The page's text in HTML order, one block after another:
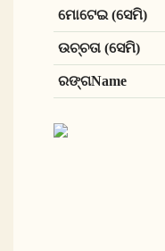
ମୋଟେଇ (ସେମି)
ଉଚ୍ଚତା (ସେମି)
ରଙ୍ଗName